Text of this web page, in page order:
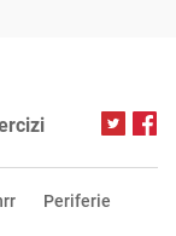
Periferie